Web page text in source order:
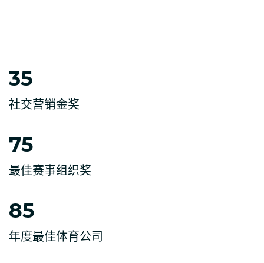
35
社交营销金奖
75
最佳赛事组织奖
85
年度最佳体育公司